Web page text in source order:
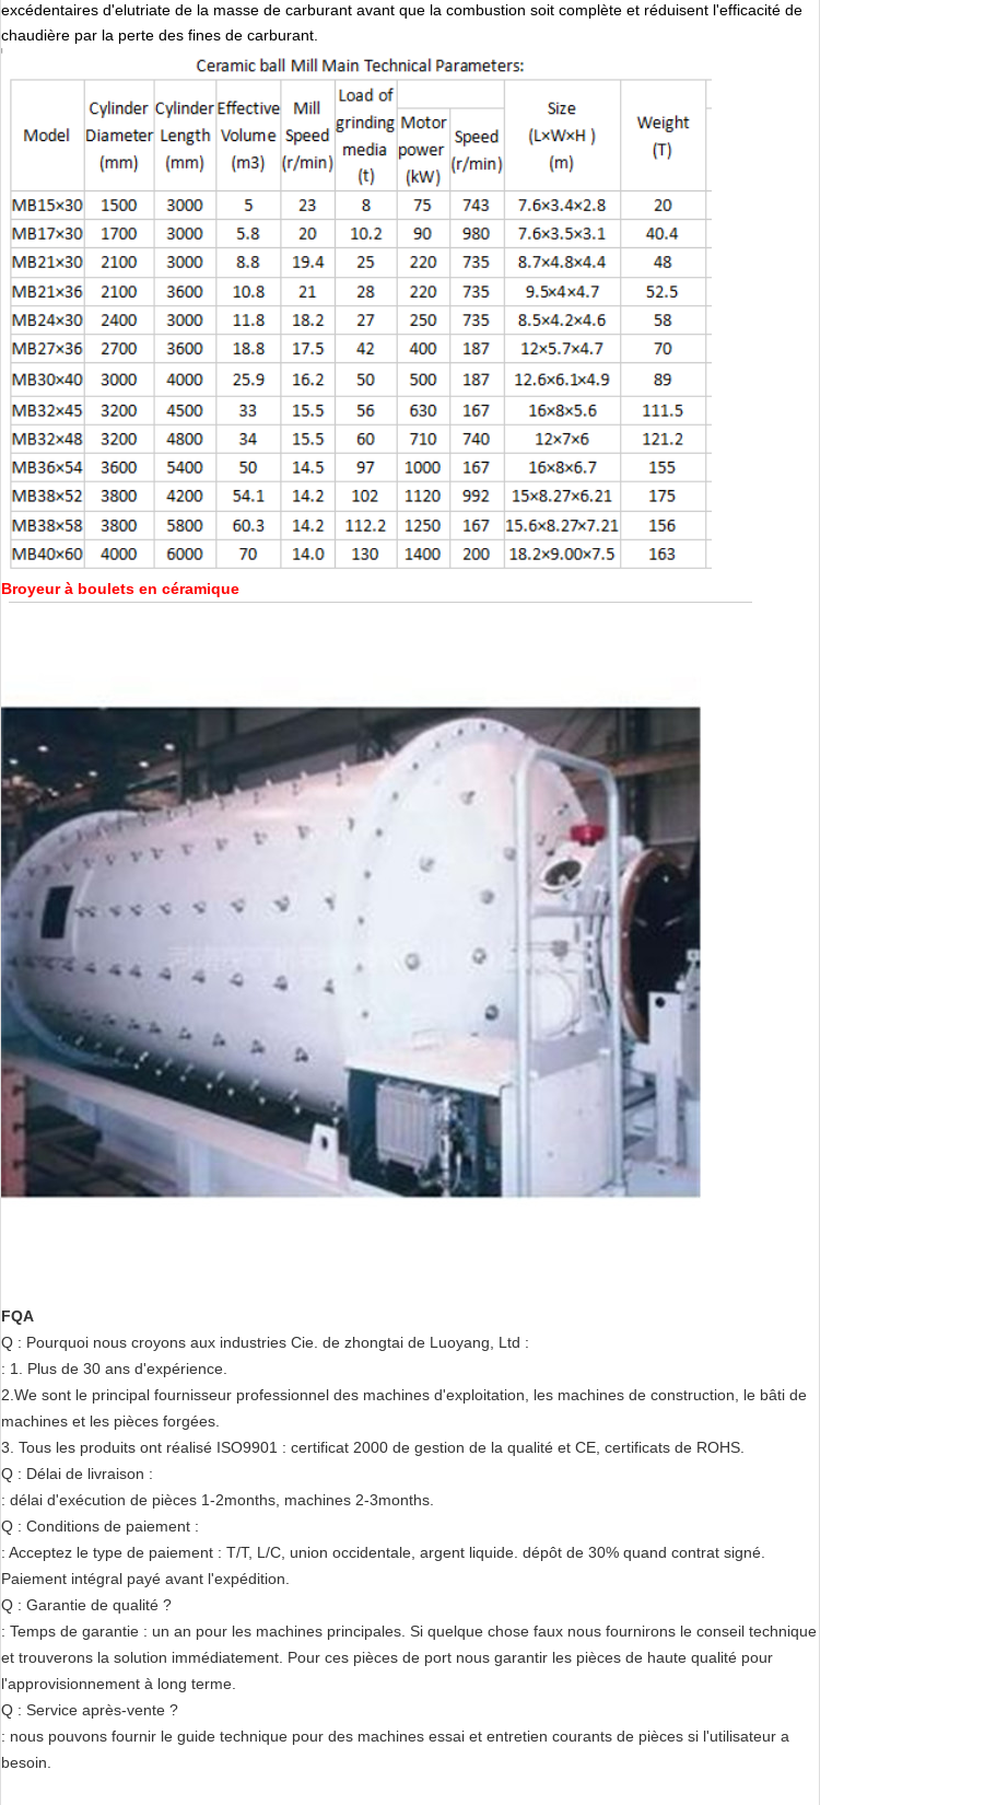
excédentaires d'elutriate de la masse de carburant avant que la combustion soit complète et réduisent l'efficacité de
chaudière par la perte des fines de carburant.
Broyeur à boulets en céramique
FQA
Q : Pourquoi nous croyons aux industries Cie. de zhongtai de Luoyang, Ltd :
: 1. Plus de 30 ans d'expérience.
2.We sont le principal fournisseur professionnel des machines d'exploitation, les machines de construction, le bâti de
machines et les pièces forgées.
3. Tous les produits ont réalisé ISO9901 : certificat 2000 de gestion de la qualité et CE, certificats de ROHS.
Q : Délai de livraison :
: délai d'exécution de pièces 1-2months, machines 2-3months.
Q : Conditions de paiement :
: Acceptez le type de paiement : T/T, L/C, union occidentale, argent liquide. dépôt de 30% quand contrat signé.
Paiement intégral payé avant l'expédition.
Q : Garantie de qualité ?
: Temps de garantie : un an pour les machines principales. Si quelque chose faux nous fournirons le conseil technique
et trouverons la solution immédiatement. Pour ces pièces de port nous garantir les pièces de haute qualité pour
l'approvisionnement à long terme.
Q : Service après-vente ?
: nous pouvons fournir le guide technique pour des machines essai et entretien courants de pièces si l'utilisateur a
besoin.